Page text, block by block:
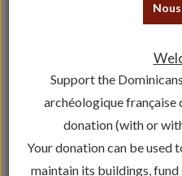
Support the
archéologique française
donation (with or
Your donation can be used
maintain its buildings,